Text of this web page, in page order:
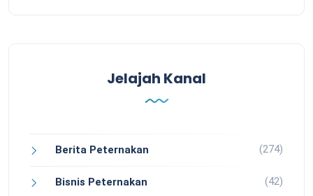
Jelajah Kanal
Berita Peternakan (274)
Bisnis Peternakan (42)